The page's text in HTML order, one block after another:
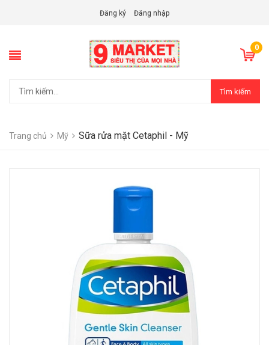
Đăng ký Đăng nhập
0
Tìm kiếm
Trang chủ Mỹ Sữa rửa mặt Cetaphil - Mỹ